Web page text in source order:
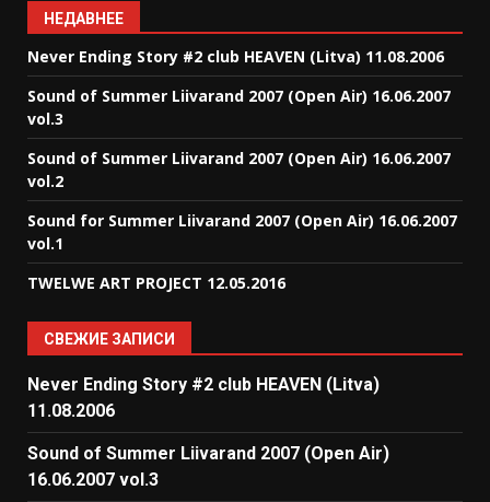
НЕДАВНЕЕ
Never Ending Story #2 club HEAVEN (Litva) 11.08.2006
Sound of Summer Liivarand 2007 (Open Air) 16.06.2007
vol.3
Sound of Summer Liivarand 2007 (Open Air) 16.06.2007
vol.2
Sound for Summer Liivarand 2007 (Open Air) 16.06.2007
vol.1
TWELWE ART PROJECT 12.05.2016
СВЕЖИЕ ЗАПИСИ
Never Ending Story #2 club HEAVEN (Litva)
11.08.2006
Sound of Summer Liivarand 2007 (Open Air)
16.06.2007 vol.3